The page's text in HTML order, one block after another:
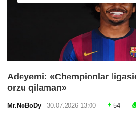
Adeyemi: «Chempionlar
orzu qilaman»
Mr.NoBoDy 30.07.2026 13:00 54